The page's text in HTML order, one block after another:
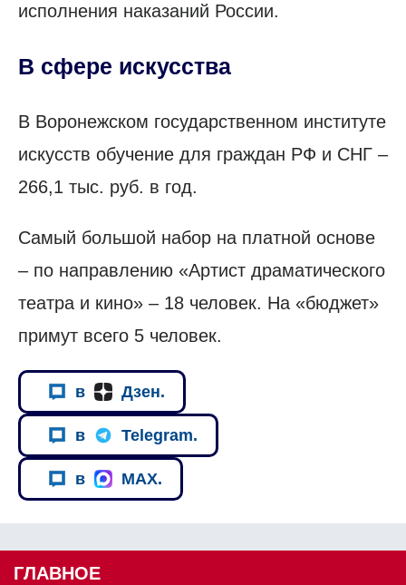
исполнения наказаний России.
В сфере искусства
В Воронежском государственном институте
искусств обучение для граждан РФ и СНГ –
266,1 тыс. руб. в год.
Самый большой набор на платной основе
– по направлению «Артист драматического
театра и кино» – 18 человек. На «бюджет»
примут всего 5 человек.
в Дзен.
в Telegram.
в MAX.
ГЛАВНОЕ